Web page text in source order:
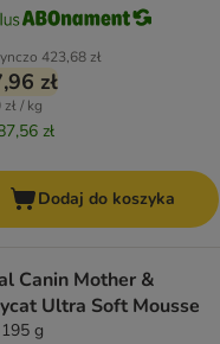
423,68 zł
zł
/ kg
zł
Dodaj do koszyka
Canin Mother &
Ultra Soft Mousse
g